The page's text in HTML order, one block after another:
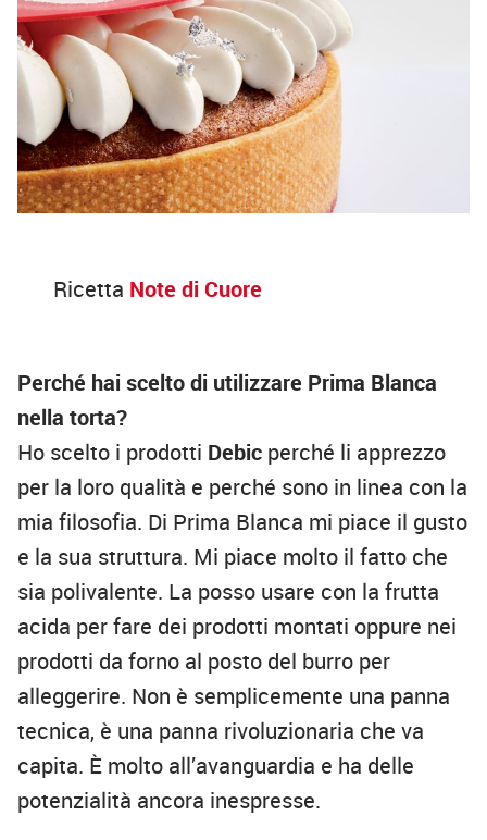
Ricetta Note di Cuore
Perché hai scelto di utilizzare Prima Blanca
nella torta?
Ho scelto i prodotti Debic perché li apprezzo
per la loro qualità e perché sono in linea con la
mia filosofia. Di Prima Blanca mi piace il gusto
e la sua struttura. Mi piace molto il fatto che
sia polivalente. La posso usare con la frutta
acida per fare dei prodotti montati oppure nei
prodotti da forno al posto del burro per
alleggerire. Non è semplicemente una panna
tecnica, è una panna rivoluzionaria che va
capita. È molto all’avanguardia e ha delle
potenzialità ancora inespresse.